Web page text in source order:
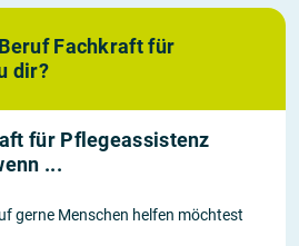
Fachkraft für
dir?
für Pflegeassistenz
...
gerne Menschen helfen möchtest